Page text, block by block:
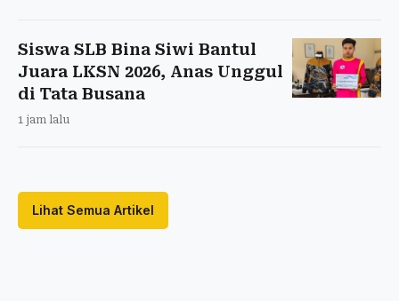
Siswa SLB Bina Siwi Bantul
Juara LKSN 2026, Anas Unggul
di Tata Busana
1 jam lalu
Lihat Semua Artikel